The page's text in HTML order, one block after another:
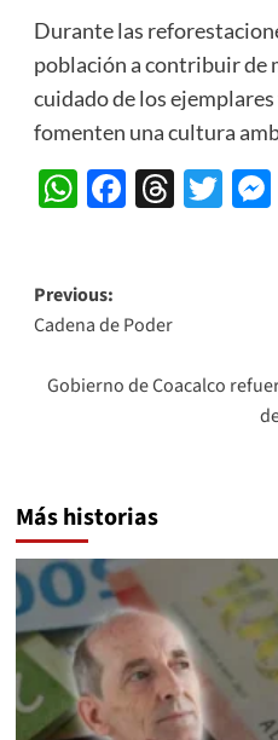
Durante las
población a contribuir de
cuidado de los ejemplares
fomenten una cultura
WhatsApp
Post
navigation
Previous:
Cadena de Poder
Gobierno de Coacalco
Más historias